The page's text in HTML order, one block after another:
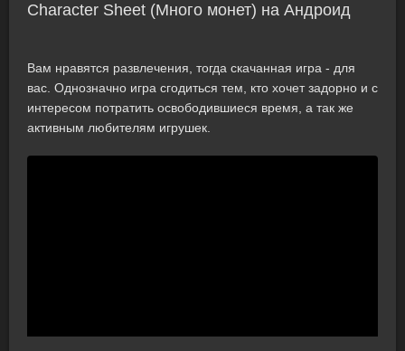
Character Sheet (Много монет) на Андроид
Вам нравятся развлечения, тогда скачанная игра - для
вас. Однозначно игра сгодиться тем, кто хочет задорно и с
интересом потратить освободившиеся время, а так же
активным любителям игрушек.